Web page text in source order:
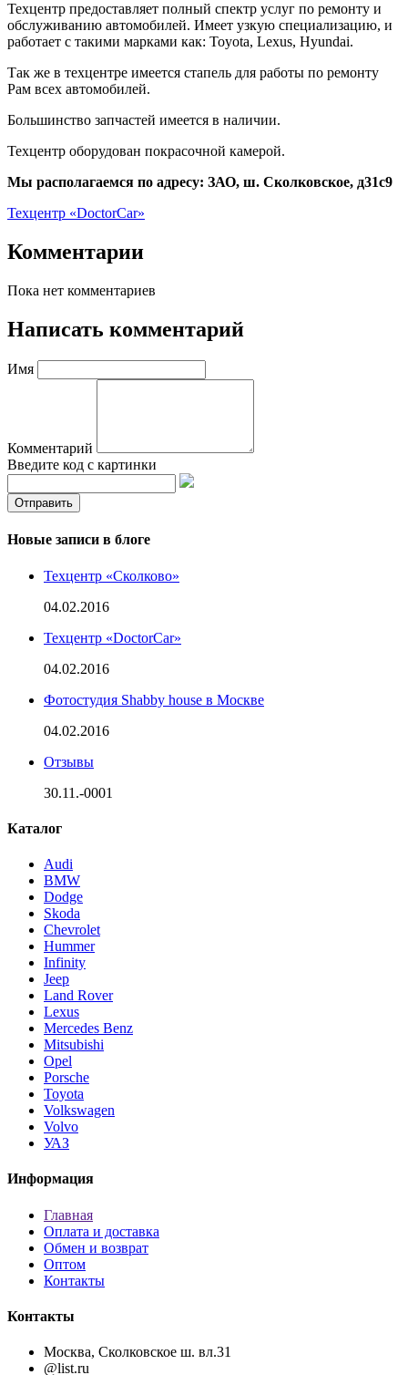
Техцентр предоставляет полный спектр услуг по ремонту и
обслуживанию автомобилей. Имеет узкую специализацию, и
работает с такими марками как: Toyota, Lexus, Hyundai.
Так же в техцентре имеется стапель для работы по ремонту
Рам всех автомобилей.
Большинство запчастей имеется в наличии.
Техцентр оборудован покрасочной камерой.
Мы располагаемся по адресу: ЗАО, ш. Сколковское, д31с9
Техцентр «DoctorCar»
Комментарии
Пока нет комментариев
Написать комментарий
Имя
Комментарий
Введите код с картинки
Новые записи в блоге
Техцентр «Сколково»
04.02.2016
Техцентр «DoctorCar»
04.02.2016
Фотостудия Shabby house в Москве
04.02.2016
Отзывы
30.11.-0001
Каталог
Audi
BMW
Dodge
Skoda
Chevrolet
Hummer
Infinity
Jeep
Land Rover
Lexus
Mercedes Benz
Mitsubishi
Opel
Porsche
Toyota
Volkswagen
Volvo
УАЗ
Информация
Главная
Оплата и доставка
Обмен и возврат
Оптом
Контакты
Контакты
Москва, Сколковское ш. вл.31
@list.ru